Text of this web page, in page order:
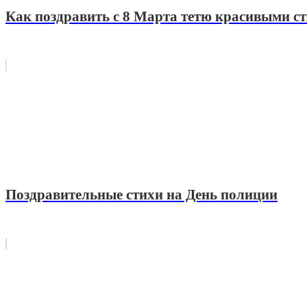
Как поздравить с 8 Марта тетю красивыми
Поздравительные стихи на День полиции